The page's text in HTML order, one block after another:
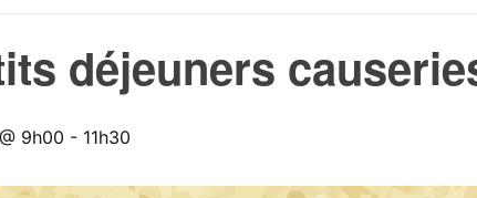
déjeuners
9h00 - 11h30